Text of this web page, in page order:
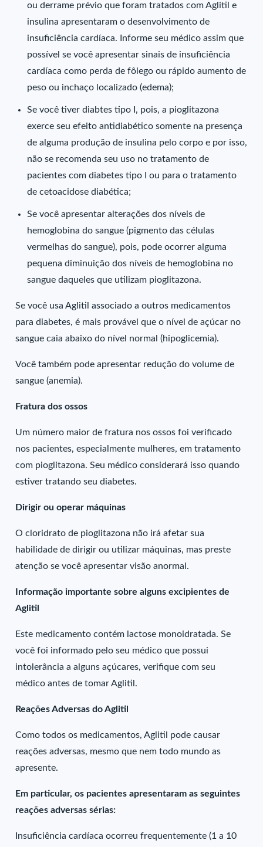
ou derrame prévio que foram tratados com Aglitil e
insulina apresentaram o desenvolvimento de
insuficiência cardíaca. Informe seu médico assim que
possível se você apresentar sinais de insuficiência
cardíaca como perda de fôlego ou rápido aumento de
peso ou inchaço localizado (edema);
Se você tiver diabtes tipo I, pois, a pioglitazona
exerce seu efeito antidiabético somente na presença
de alguma produção de insulina pelo corpo e por isso,
não se recomenda seu uso no tratamento de
pacientes com diabetes tipo I ou para o tratamento
de cetoacidose diabética;
Se você apresentar alterações dos níveis de
hemoglobina do sangue (pigmento das células
vermelhas do sangue), pois, pode ocorrer alguma
pequena diminuição dos níveis de hemoglobina no
sangue daqueles que utilizam pioglitazona.
Se você usa Aglitil associado a outros medicamentos
para diabetes, é mais provável que o nível de açúcar no
sangue caia abaixo do nível normal (hipoglicemia).
Você também pode apresentar redução do volume de
sangue (anemia).
Fratura dos ossos
Um número maior de fratura nos ossos foi verificado
nos pacientes, especialmente mulheres, em tratamento
com pioglitazona. Seu médico considerará isso quando
estiver tratando seu diabetes.
Dirigir ou operar máquinas
O cloridrato de pioglitazona não irá afetar sua
habilidade de dirigir ou utilizar máquinas, mas preste
atenção se você apresentar visão anormal.
Informação importante sobre alguns excipientes de
Aglitil
Este medicamento contém lactose monoidratada. Se
você foi informado pelo seu médico que possui
intolerância a alguns açúcares, verifique com seu
médico antes de tomar Aglitil.
Reações Adversas do Aglitil
Como todos os medicamentos, Aglitil pode causar
reações adversas, mesmo que nem todo mundo as
apresente.
Em particular, os pacientes apresentaram as seguintes
reações adversas sérias:
Insuficiência cardíaca ocorreu frequentemente (1 a 10